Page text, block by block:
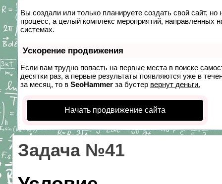
Вы создали или только планируете создать свой сайт,
процесс, а целый комплекс мероприятий, направленных
системах.
Ускорение продвижения
Если вам трудно попасть на первые места в поиске
десятки раз, а первые результаты появляются уже в
за месяц, то в SeoHammer за бустер вернут деньги.
Начать продвижение сайта
Задача №41